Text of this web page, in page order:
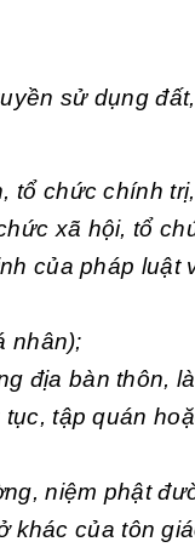
sử dụng
tổ chức chính
xã hội, tổ
của pháp luật
nhân);
địa bàn thôn,
tập quán
niệm phật
khác của tôn